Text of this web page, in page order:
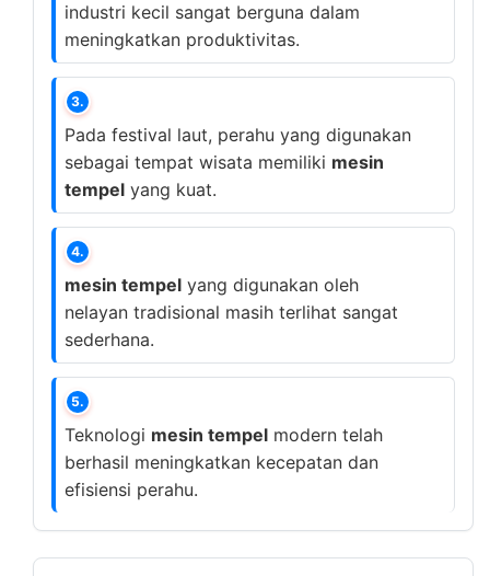
industri kecil sangat berguna dalam
meningkatkan produktivitas.
3.
Pada festival laut, perahu yang digunakan
sebagai tempat wisata memiliki mesin
tempel yang kuat.
4.
mesin tempel yang digunakan oleh
nelayan tradisional masih terlihat sangat
sederhana.
5.
Teknologi mesin tempel modern telah
berhasil meningkatkan kecepatan dan
efisiensi perahu.